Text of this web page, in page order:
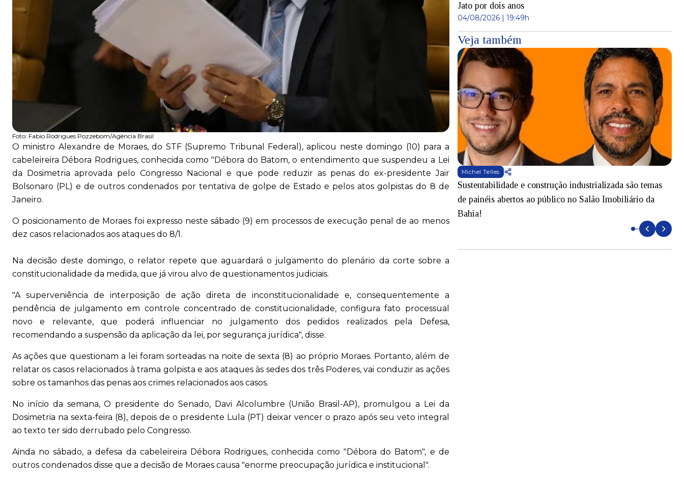
Foto: Fabio Rodrigues Pozzebom/Agência Brasil
O ministro Alexandre de Moraes, do STF (Supremo Tribunal Federal), aplicou neste domingo (10) para a
cabeleireira Débora Rodrigues, conhecida como "Débora do Batom, o entendimento que suspendeu a Lei
da Dosimetria aprovada pelo Congresso Nacional e que pode reduzir as penas do ex-presidente Jair
Bolsonaro (PL) e de outros condenados por tentativa de golpe de Estado e pelos atos golpistas do 8 de
Janeiro.
O posicionamento de Moraes foi expresso neste sábado (9) em processos de execução penal de ao menos
dez casos relacionados aos ataques do 8/1.
Na decisão deste domingo, o relator repete que aguardará o julgamento do plenário da corte sobre a
constitucionalidade da medida, que já virou alvo de questionamentos judiciais.
"A superveniência de interposição de ação direta de inconstitucionalidade e, consequentemente a
pendência de julgamento em controle concentrado de constitucionalidade, configura fato processual
novo e relevante, que poderá influenciar no julgamento dos pedidos realizados pela Defesa,
recomendando a suspensão da aplicação da lei, por segurança jurídica", disse.
As ações que questionam a lei foram sorteadas na noite de sexta (8) ao próprio Moraes. Portanto, além de
relatar os casos relacionados à trama golpista e aos ataques às sedes dos três Poderes, vai conduzir as ações
sobre os tamanhos das penas aos crimes relacionados aos casos.
No início da semana, O presidente do Senado, Davi Alcolumbre (União Brasil-AP), promulgou a Lei da
Dosimetria na sexta-feira (8), depois de o presidente Lula (PT) deixar vencer o prazo após seu veto integral
ao texto ter sido derrubado pelo Congresso.
Ainda no sábado, a defesa da cabeleireira Débora Rodrigues, conhecida como "Débora do Batom", e de
outros condenados disse que a decisão de Moraes causa "enorme preocupação jurídica e institucional".
Jato por dois anos
04/08/2026 | 19:49h
Veja também
Michel Telles
Sustentabilidade e construção industrializada são temas
de painéis abertos ao público no Salão Imobiliário da
Bahia!